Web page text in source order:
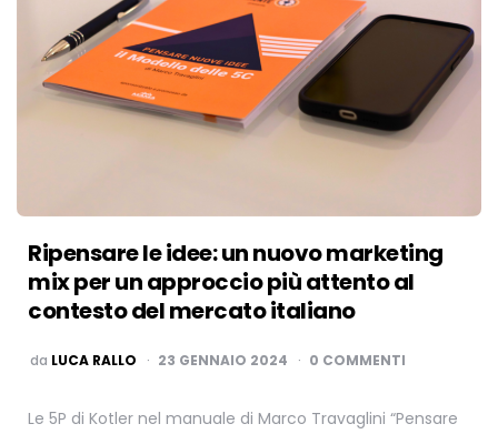
Ripensare le idee: un nuovo marketing
mix per un approccio più attento al
contesto del mercato italiano
PUBBLICATO
da LUCA RALLO 23 GENNAIO 2024 0 COMMENTI
Le 5P di Kotler nel manuale di Marco Travaglini “Pensare